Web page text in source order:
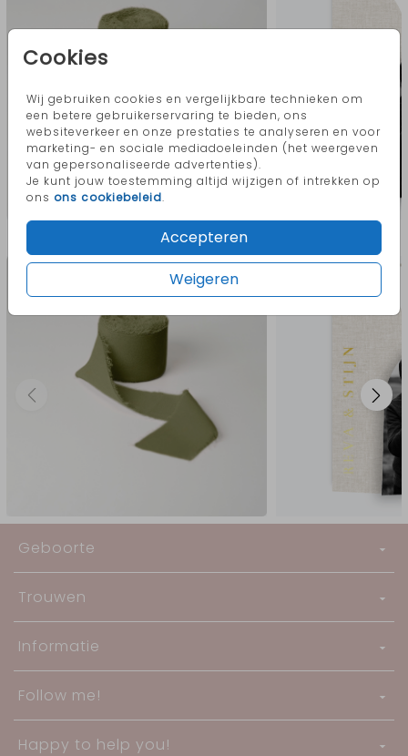
Cookies
Wij gebruiken cookies en vergelijkbare technieken om
een betere gebruikerservaring te bieden, ons
websiteverkeer en onze prestaties te analyseren en voor
marketing- en sociale mediadoeleinden (het weergeven
van gepersonaliseerde advertenties).
Je kunt jouw toestemming altijd wijzigen of intrekken op
ons ons cookiebeleid.
Accepteren
Weigeren
Meer in deze stijl
Geboorte
Trouwen
Informatie
Follow me!
Happy to help you!